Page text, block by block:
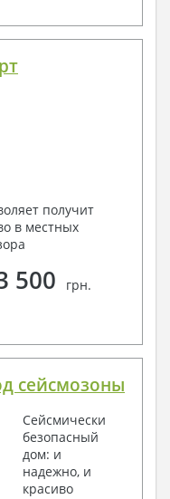
получит
в местных
500 грн.
сейсмозоны
Сейсмически
безопасный
дом: и
надежно, и
красиво